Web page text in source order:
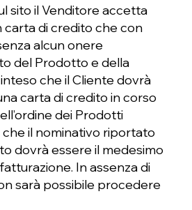
sito il Venditore accetta
carta di credito che con
alcun onere
del Prodotto e della
che il Cliente dovrà
carta di credito in corso
dei Prodotti
il nominativo riportato
dovrà essere il medesimo
In assenza di
sarà possibile procedere